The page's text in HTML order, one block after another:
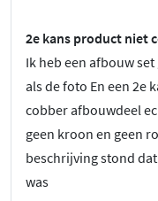
2e kans product niet
Ik heb een afbouw
als de foto En een 2e
cobber afbouwdeel
geen kroon en geen
beschrijving stond
was